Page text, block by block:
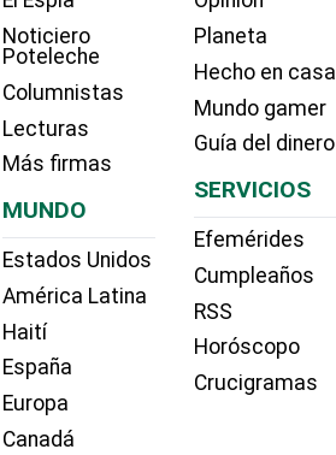
Noticiero
Poteleche
Columnistas
Lecturas
Más firmas
MUNDO
Estados Unidos
América Latina
Haití
España
Europa
Canadá
Planeta
Hecho en casa
Mundo gamer
Guía del dinero
SERVICIOS
Efemérides
Cumpleaños
RSS
Horóscopo
Crucigramas